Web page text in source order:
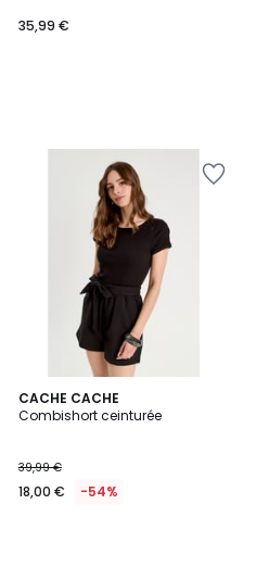
35,99 €
CACHE CACHE
Combishort ceinturée
39,99 €
18,00 € -54%